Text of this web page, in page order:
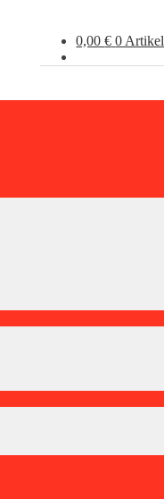
0,00€ 0 Artikel